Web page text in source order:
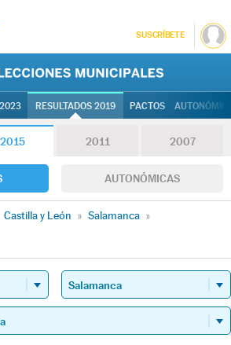
SUSCRÍBETE
2023 RESULTADOS 2019 PACTOS
2015 2011 2007
AUTONÓMICAS
Castilla y León » Salamanca »